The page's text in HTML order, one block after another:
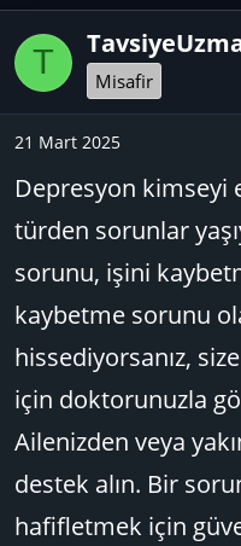
n
u
ş
l
a
t
a
ş
l
ç
a
r
i
T Misafir
21 Mart 2025
Depresyon kimseyi
türden sorunlar
sorunu, işini
kaybetme sorunu
hissediyorsanız,
için doktorunuzla
Ailenizden veya
destek alın. Bir
hafifletmek için